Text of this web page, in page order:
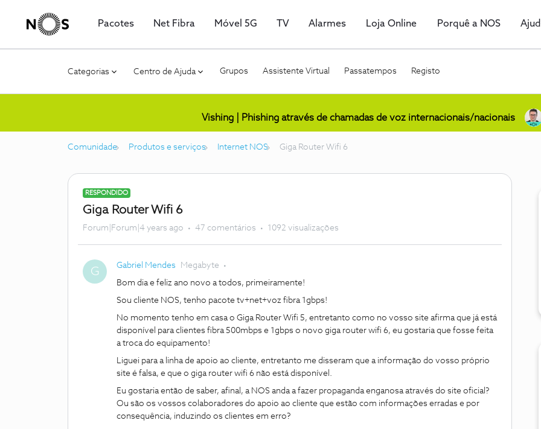
Pacotes Net Fibra Móvel 5G TV Alarmes Loja Online Porquê a NOS
Categorias Centro de Ajuda Grupos Assistente Virtual Passatempos Registo
Vishing | Phishing através de chamadas de voz internacionais/nacionais
Comunidade Produtos e serviços Internet NOS Giga Router Wifi 6
RESPONDIDO
Giga Router Wifi 6
Forum|Forum|4 years ago 47 comentários 1092 visualizações
G Gabriel Mendes Megabyte
Bom dia e feliz ano novo a todos, primeiramente!
Sou cliente NOS, tenho pacote tv+net+voz fibra 1gbps!
No momento tenho em casa o Giga Router Wifi 5, entretanto como no vosso site afirma que já está
disponível para clientes fibra 500mbps e 1gbps o novo giga router wifi 6, eu gostaria que fosse feita
a troca do equipamento!
Liguei para a linha de apoio ao cliente, entretanto me disseram que a informação do vosso próprio
site é falsa, e que o giga router wifi 6 não está disponível.
Eu gostaria então de saber, afinal, a NOS anda a fazer propaganda enganosa através do site oficial?
Ou são os vossos colaboradores do apoio ao cliente que estão com informações erradas e por
consequência, induzindo os clientes em erro?